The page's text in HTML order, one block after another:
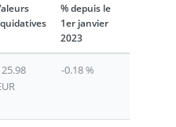
% depuis le
1er janvier
2023
-0.18 %